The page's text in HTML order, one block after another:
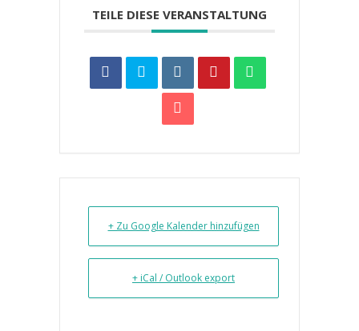
TEILE DIESE VERANSTALTUNG
+ Zu Google Kalender hinzufügen
+ iCal / Outlook export